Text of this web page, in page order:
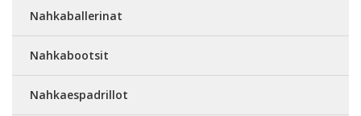
Nahkaballerinat
Nahkabootsit
Nahkaespadrillot